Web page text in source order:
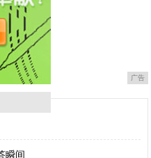
广告
瞬间